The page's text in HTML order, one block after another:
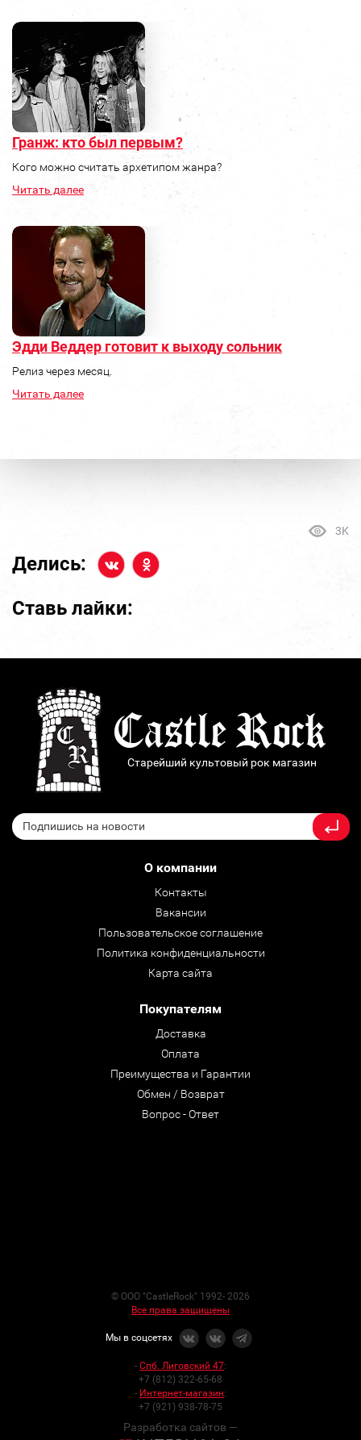
Гранж: кто был первым?
Кого можно считать архетипом жанра?
Читать далее
Эдди Веддер готовит к выходу сольник
Релиз через месяц.
Читать далее
3K
Делись:
Ставь лайки:
Старейший культовый рок магазин
О компании
Контакты
Вакансии
Пользовательское соглашение
Политика конфиденциальности
Карта сайта
Покупателям
Доставка
Оплата
Преимущества и Гарантии
Обмен / Возврат
Вопрос - Ответ
© ООО "CastleRock" 1992- 2026
Все права защищены
Мы в соцсетях
- Спб. Лиговский 47:
+7 (812) 322-65-68
- Интернет-магазин:
+7 (921) 938-78-75
Разработка сайтов —